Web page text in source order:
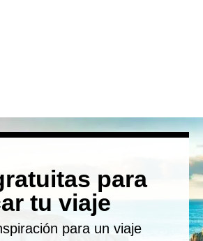
para
tu viaje
para un viaje